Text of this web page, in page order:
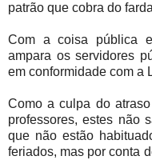
patrão que cobra do
Com a coisa pública
ampara os servidores
em conformidade com a
Como a culpa do
professores, estes não
que não estão
feriados, mas por conta